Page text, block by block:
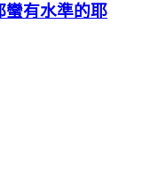
蠻有水準的耶